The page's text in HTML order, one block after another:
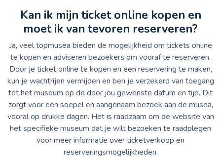
Kan ik mijn ticket online kopen en
moet ik van tevoren reserveren?
Ja, veel topmusea bieden de mogelijkheid om tickets online
te kopen en adviseren bezoekers om vooraf te reserveren.
Door je ticket online te kopen en een reservering te maken,
kun je wachtrijen vermijden en ben je verzekerd van toegang
tot het museum op de door jou gewenste datum en tijd. Dit
zorgt voor een soepel en aangenaam bezoek aan de musea,
vooral op drukke dagen. Het is raadzaam om de website van
het specifieke museum dat je wilt bezoeken te raadplegen
voor meer informatie over ticketverkoop en
reserveringsmogelijkheden.